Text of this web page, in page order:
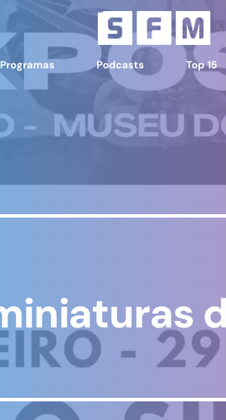
Programas Podcasts Top 15